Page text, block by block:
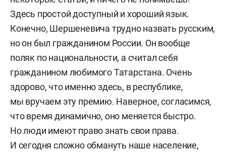
Здесь простой доступный и хороший язык.
Конечно, Шершеневича трудно назвать русским,
но он был гражданином России. Он вообще
поляк по национальности, а считал себя
гражданином любимого Татарстана. Очень
здорово, что именно здесь, в республике,
мы вручаем эту премию. Наверное, согласимся,
что время динамично, оно меняется быстро.
Но люди имеют право знать свои права.
И сегодня сложно обмануть наше население,